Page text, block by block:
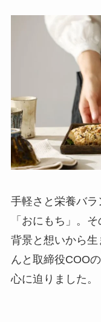
手軽さと栄養バ
「おにもち」。
背景と想いから
んと取締役COO
心に迫りました。